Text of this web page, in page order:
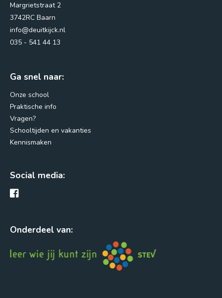
Margrietstraat 2
3742RC Baarn
info@deuitkijck.nl
035 - 541 44 13
Ga snel naar:
Onze school
Praktische info
Vragen?
Schooltijden en vakanties
Kennismaken
Social media:
Onderdeel van: